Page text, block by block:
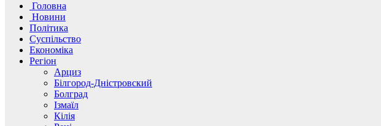
Головна
Новини
Політика
Суспільство
Економіка
Регіон
Арциз
Білгород-Дністровский
Болград
Ізмаїл
Кілія